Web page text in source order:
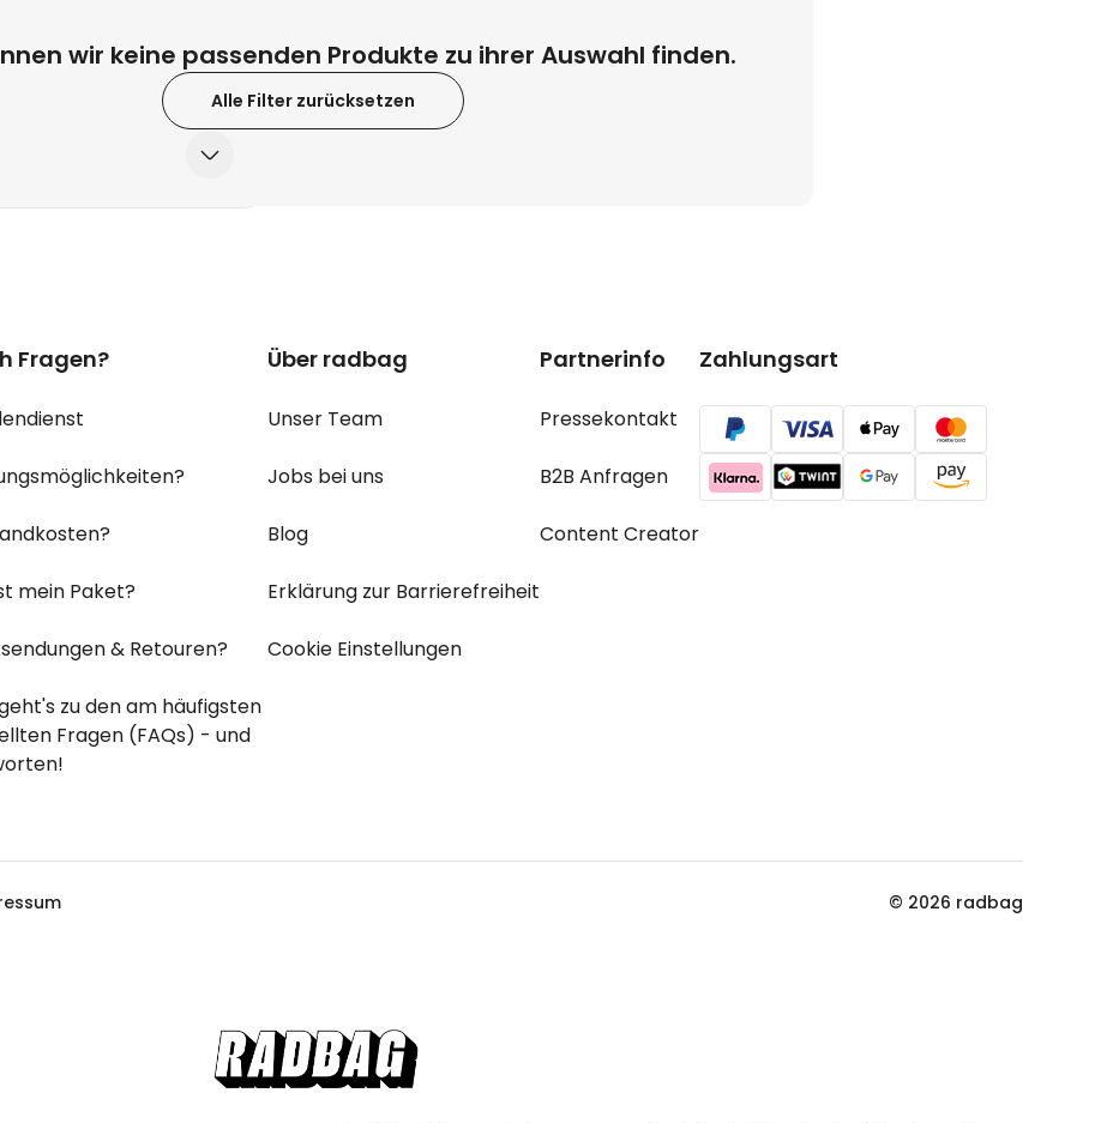
24,99 CHF
mal
wir keine passenden Produkte zu ihrer Auswahl finden.
Alle Filter zurücksetzen
Fragen?
ist mein Paket?
& Retouren?
geht's zu denam häufigsten
Fragen (FAQs) - und
Über radbag
Unser Team
Jobs bei uns
Blog
Erklärung zur Barrierefreiheit
Cookie Einstellungen
Partnerinfo
Pressekontakt
B2B Anfragen
Content Creator
Zahlungsart
© 2026 radbag